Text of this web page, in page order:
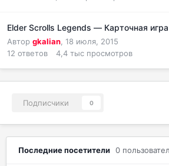
Elder Scrolls Legends — Карточная игра
Автор gkalian 18 июля, 2015
12 ответов 4,4 тыс просмотров
Подписчики 0
Последние посетители 0